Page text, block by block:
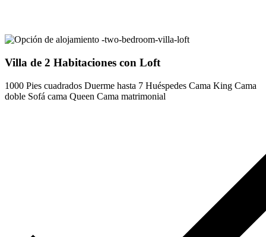
Villa de 2 Habitaciones con Loft
1000 Pies cuadrados Duerme hasta 7 Huéspedes Cama King Cama
doble Sofá cama Queen Cama matrimonial